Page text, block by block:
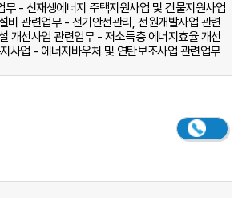
무- 신재생에너지 주택지원사업 및 건물지원사업
비 관련업무- 전기안전관리, 전원개발사업 관련
개선사업 관련업무- 저소득층 에너지효율 개선
사업 - 에너지바우처 및 연탄보조사업 관련업무